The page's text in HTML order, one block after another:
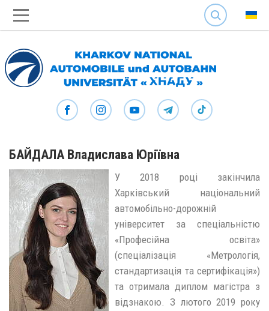
SEARCH
БАЙДАЛА Владислава Юріївна
У 2018 році закінчила
Харківський національний
автомобільно-дорожній
університет за спеціальністю
«Професійна освіта»
(спеціалізація «Метрологія,
стандартизація та сертифікація»)
та отримала диплом магістра з
відзнакою. З лютого 2019 року